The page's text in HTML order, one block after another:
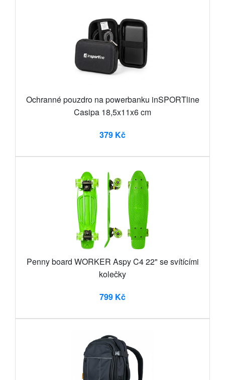
Ochranné pouzdro na powerbanku inSPORTline
Casipa 18,5x11x6 cm
379 Kč
Penny board WORKER Aspy C4 22" se svítícími
kolečky
799 Kč